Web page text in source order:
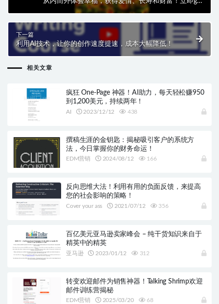
“无缘无故快乐”秘籍！
下一篇
利用AI技术，让你的创作速度提速，成本大幅降低！
相关文章
疯狂 One-Page 神器！AI助力，每天轻松赚950
到1,200美元，持续两年！
AI 2023/12/12 438
撰稿生涯的金钥匙：揭秘吸引客户的系统方
法，今日掌握你的财务命运！
EDM营销 2024/08/12 166
反向思维大法！利用有用的负面反馈，来提高
您的社会影响的策略！
Cover your ass 2021/07/12 356
百亿美元亚马逊卖家峰会 – 纯干货知识来自于
精英中的精英
亚马逊 2023/01/12 312
转变欢迎邮件为销售神器！Talking Shrimp欢迎
邮件训练营揭秘
EDM营销 2025/03/20 68